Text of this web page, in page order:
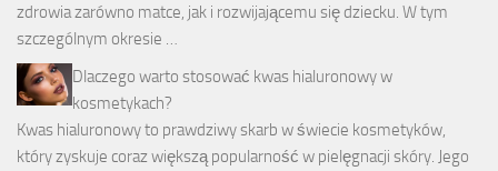
zdrowia zarówno matce, jak i rozwijającemu się dziecku. W tym
szczególnym okresie …
Dlaczego warto stosować kwas hialuronowy w
kosmetykach?
Kwas hialuronowy to prawdziwy skarb w świecie kosmetyków,
który zyskuje coraz większą popularność w pielęgnacji skóry. Jego